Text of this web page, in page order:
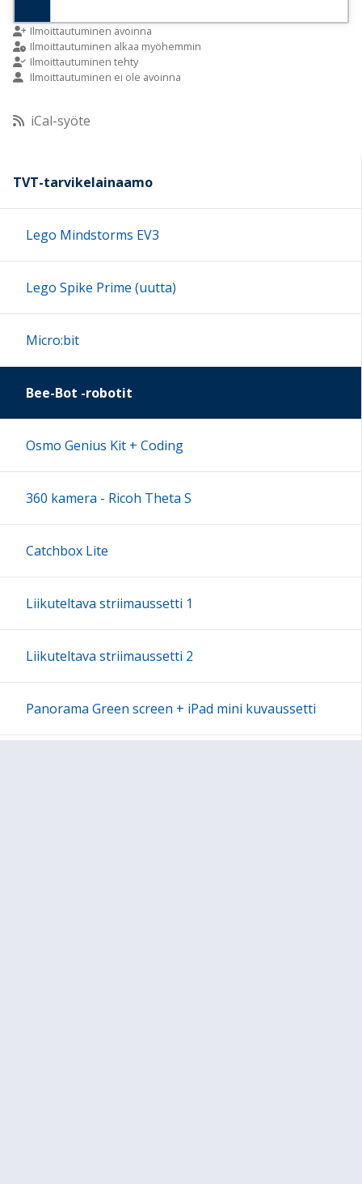
9:00
10:00
11:00
12:00
16:00
17:00
18:00
22:00
23:00
Ilmoittautuminen avoinna
Ilmoittautuminen alkaa myöhemmin
Ilmoittautuminen tehty
Ilmoittautuminen ei ole avoinna
iCal-syöte
TVT-tarvikelainaamo
Lego Mindstorms EV3
Lego Spike Prime (uutta)
Micro:bit
Bee-Bot -robotit
Osmo Genius Kit + Coding
360 kamera - Ricoh Theta S
Catchbox Lite
Liikuteltava striimaussetti 1
Liikuteltava striimaussetti 2
Panorama Green screen + iPad mini kuvaussetti